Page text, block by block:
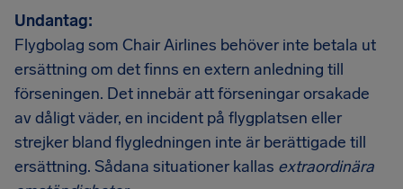
Undantag:
Flygbolag som Chair Airlines behöver inte betala ut
ersättning om det finns en extern anledning till
förseningen. Det innebär att förseningar orsakade
av dåligt väder, en incident på flygplatsen eller
strejker bland flygledningen inte är berättigade till
ersättning. Sådana situationer kallas extraordinära